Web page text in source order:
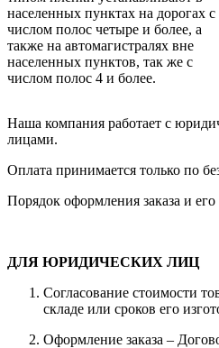
населенных пунктах на дорогах с
числом полос четыре и более, а
также на автомагистралях вне
населенных пунктов, так же с
числом полос 4 и более.
Наша компания работает с
лицами.
Оплата принимается только по
Порядок оформления заказа и
ДЛЯ ЮРИДИЧЕСКИХ ЛИЦ
Согласование стоимости
складе или сроков его
Оформление заказа –